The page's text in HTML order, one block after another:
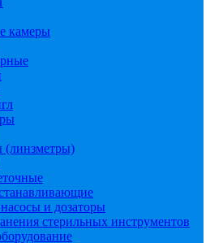
камеры
(линзметры)
и дозаторы
стерильных инструментов